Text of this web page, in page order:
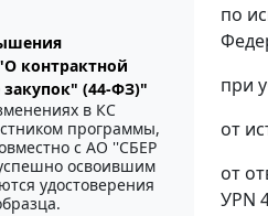
контрактной
закупок" (44-ФЗ)"
в КС
программы,
с АО ''СБЕР
освоившим
удостоверения
по
при
от
от
УРN